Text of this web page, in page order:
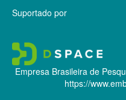
Suportado por
Empresa Brasileira de
https://